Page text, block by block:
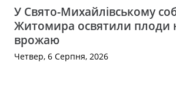
У Свято-Михайлівському
Житомира освятили плоди
врожаю
Четвер, 6 Серпня, 2026